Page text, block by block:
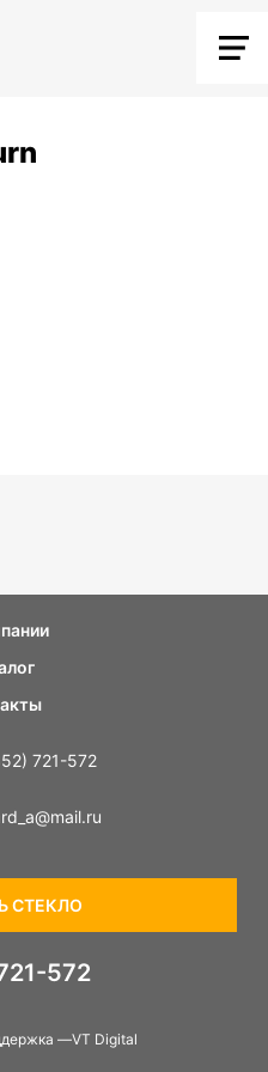
—VT Digital
721-572
СТЕКЛО
572